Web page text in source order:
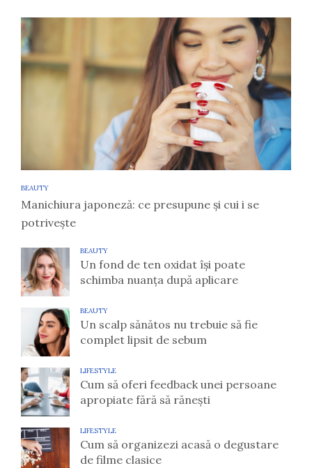
BEAUTY
Manichiura japoneză: ce presupune și cui i se
potrivește
BEAUTY
Un fond de ten oxidat își poate
schimba nuanța după aplicare
BEAUTY
Un scalp sănătos nu trebuie să fie
complet lipsit de sebum
LIFESTYLE
Cum să oferi feedback unei persoane
apropiate fără să rănești
LIFESTYLE
Cum să organizezi acasă o degustare
de filme clasice